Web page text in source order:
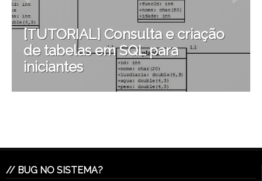
[TUTORIAL] Consulta e criação
de tabelas em SQL para
iniciantes
// BUG NO SISTEMA?